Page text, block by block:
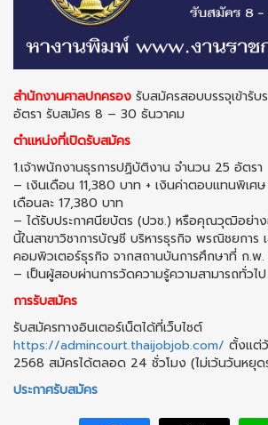
สำนักงานศาลปกครอง รับสมัครสอบบรรจุเข้ารั
อัตรา รับสมัคร 8 – 30 ธันวาคม
ตำแหน่งที่เปิดรับสมัคร
1.เจ้าพนักงานธุรการปฏิบัติงาน จํานวน 25 อัตรา
– เงินเดือน 11,380 บาท + เงินค่าตอบแทนพิเ
เดือนละ 17,380 บาท
– ได้รับประกาศนียบัตร (ปวช.) หรือคุณวุฒิอย่าง
นี้ในสาขาวิชาการบัญชี บริหารธุรกิจ พรณิชยการ
คอมพิวเตอร์ธุรกิจ จากสถานบันการศึกษาที่ ก.พ.
– เป็นผู้สอบผ่านการวัดความรู้ความสามารถทั่ว
การรับสมัคร
รับสมัครทางอินเตอร์เน็ตได้ที่เว็บไซต์
https://admincourt.thaijobjob.com/ ตั้งแต่
2568 สมัครได้ตลอด 24 ชั่วโมง (ไม่เว้นวันหยุด
ประกาศรับสมัคร